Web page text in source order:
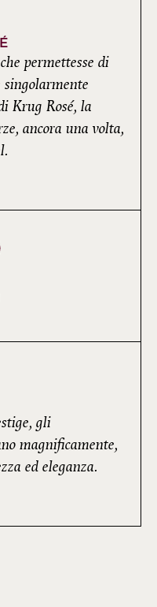
permettesse di
Krug Rosé, la
ancora una volta,
gli
magnificamente,
ed eleganza.